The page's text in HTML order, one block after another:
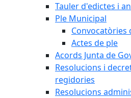
Tauler d'edictes i
Ple Municipal
Convocatòries
Actes de ple
Acords Junta de
Resolucions i
regidories
Resolucions